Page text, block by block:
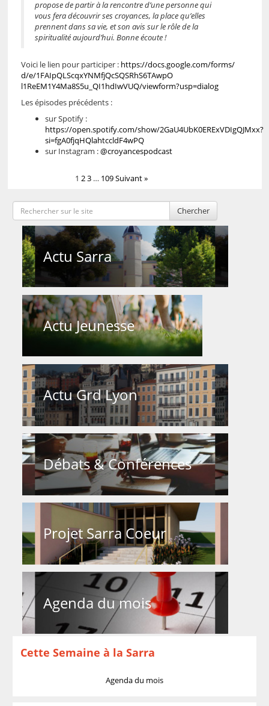
propose de partir à la rencontre d’une personne qui
vous fera découvrir ses croyances, la place qu’elles
prennent dans sa vie, et son avis sur le rôle de la
spiritualité aujourd’hui. Bonne écoute !
Voici le lien pour participer : https://docs.google.com/forms/
d/e/1FAIpQLScqxYNMfjQcSQSRhS6TAwpO
l1ReEM1Y4Ma8S5u_QI1hdIwVUQ/viewform?usp=dialog
Les épisodes précédents :
sur Spotify :
https://open.spotify.com/show/2GaU4UbK0ERExVDIgQJMxx?
si=fgA0fjqHQlahtccldF4wPQ
sur Instagram :@croyancespodcast
1 23 … 109Suivant »
Chercher
Actu Sarra
Actu Jeunesse
Actu Grd Lyon
Débats & Conférences
Projet Sarra Coeur
Agenda du mois
Cette Semaine à la Sarra
Agenda du mois